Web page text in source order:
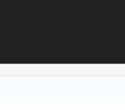
Bürosu